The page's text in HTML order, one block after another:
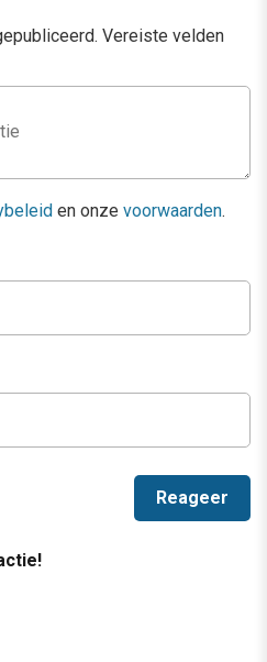
Vereiste velden
en onze voorwaarden.